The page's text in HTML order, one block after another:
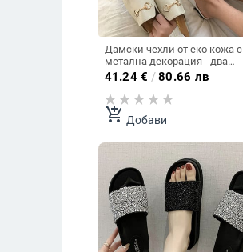
Дамски чехли от еко кожа с
метална декорация - два
модела
41.24 € /80.66 лв
add_shopping_cart Добави